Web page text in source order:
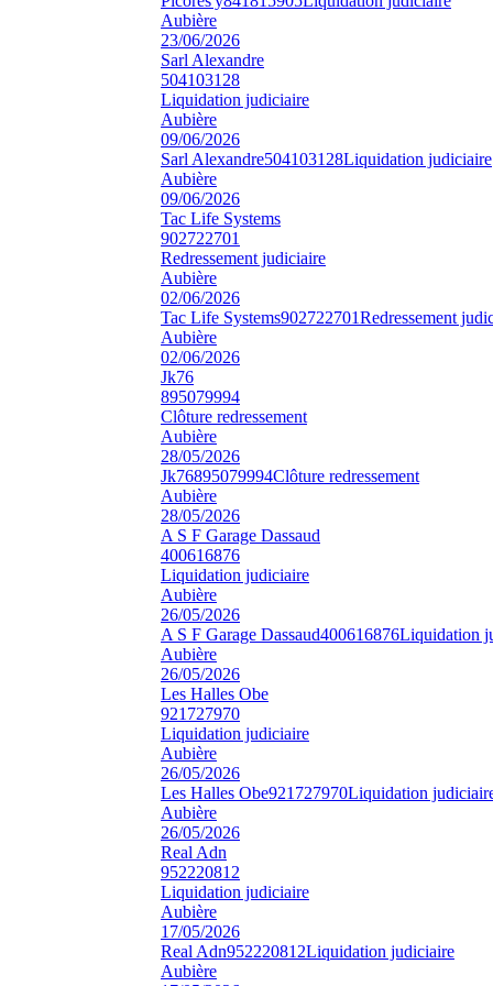
Aubière
23/06/2026
Sarl Alexandre
504103128
Liquidation judiciaire
Aubière
09/06/2026
Sarl Alexandre504103128Liquidation judiciaire
Aubière
09/06/2026
Tac Life Systems
902722701
Redressement judiciaire
Aubière
02/06/2026
Tac Life Systems902722701Redressement
Aubière
02/06/2026
Jk76
895079994
Clôture redressement
Aubière
28/05/2026
Jk76895079994Clôture redressement
Aubière
28/05/2026
A S F Garage Dassaud
400616876
Liquidation judiciaire
Aubière
26/05/2026
A S F Garage Dassaud400616876Liquidation
Aubière
26/05/2026
Les Halles Obe
921727970
Liquidation judiciaire
Aubière
26/05/2026
Les Halles Obe921727970Liquidation
Aubière
26/05/2026
Real Adn
952220812
Liquidation judiciaire
Aubière
17/05/2026
Real Adn952220812Liquidation judiciaire
Aubière